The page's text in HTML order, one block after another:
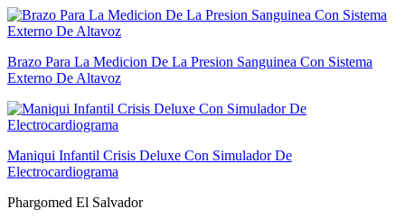
Brazo Para La Medicion De La Presion Sanguinea Con Sistema
Externo De Altavoz
Maniqui Infantil Crisis Deluxe Con Simulador De
Electrocardiograma
Phargomed El Salvador